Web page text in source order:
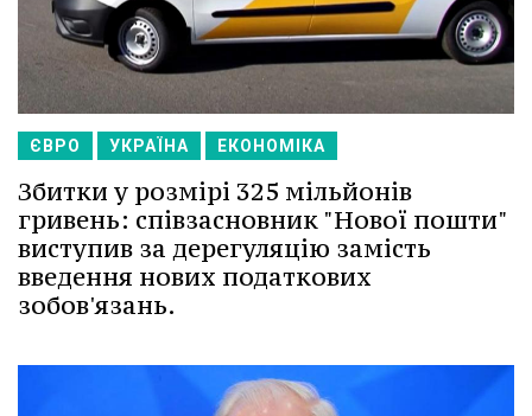
ЄВРО УКРАЇНА ЕКОНОМІКА
Збитки у розмірі 325 мільйонів
гривень: співзасновник "Нової пошти"
виступив за дерегуляцію замість
введення нових податкових
зобов'язань.